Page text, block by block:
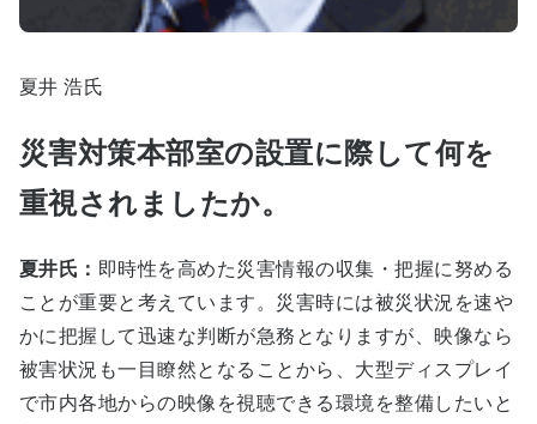
夏井 浩氏
災害対策本部室の設置に際して何を
重視されましたか。
夏井氏： 即時性を高めた災害情報の収集・把握に努める
ことが重要と考えています。災害時には被災状況を速や
かに把握して迅速な判断が急務となりますが、映像なら
被害状況も一目瞭然となることから、大型ディスプレイ
で市内各地からの映像を視聴できる環境を整備したいと